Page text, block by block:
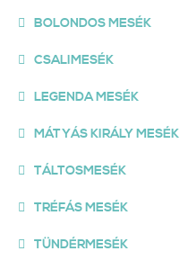
BOLONDOS MESÉK
CSALIMESÉK
LEGENDA MESÉK
MÁTYÁS KIRÁLY MESÉK
TÁLTOSMESÉK
TRÉFÁS MESÉK
TÜNDÉRMESÉK